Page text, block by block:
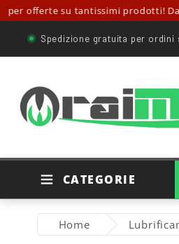
offerte su tantissimi prodotti! Dai
Spedizione gratuita per ordini
CATEGORIE
Home